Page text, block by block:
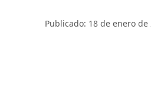
Publicado: 18 de enero de